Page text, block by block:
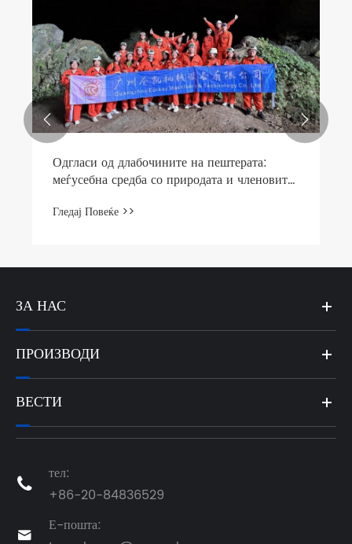
Одгласи од длабочините на пештерата:
меѓусебна средба со природата и членовите
Гледај Повеќе >>
 
ЗА НАС
ПРОИЗВОДИ
ВЕСТИ

тел:
+86-20-84836529

Е-пошта: